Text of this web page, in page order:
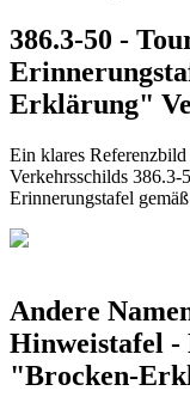
386.3-50 -
Erklärung"
Ein klares
Verkehrsschilds
Erinnerungstafel
Andere
Hinweistafel -
"Brocken-